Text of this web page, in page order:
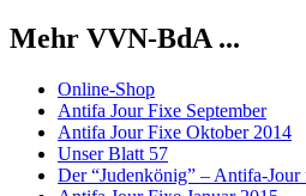
Mehr VVN-BdA ...
Online-Shop
Antifa Jour Fixe September
Antifa Jour Fixe Oktober 2014
Unser Blatt 57
Der “Judenkönig” – Antifa-